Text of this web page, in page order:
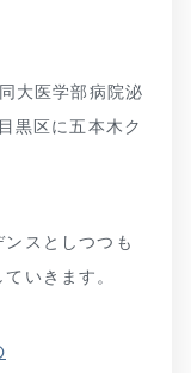
大医学部病院泌
黒区に五本木ク
スとしつつも
いきます。